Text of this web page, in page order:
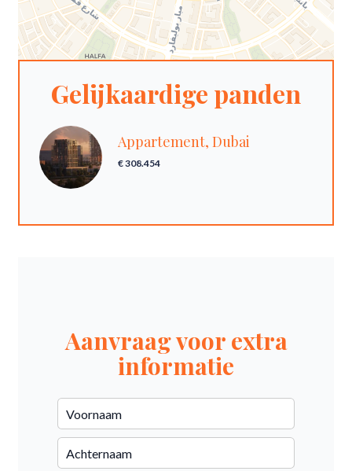
Gelijkaardige panden
Appartement, Dubai
€ 308.454
Aanvraag voor extra
informatie